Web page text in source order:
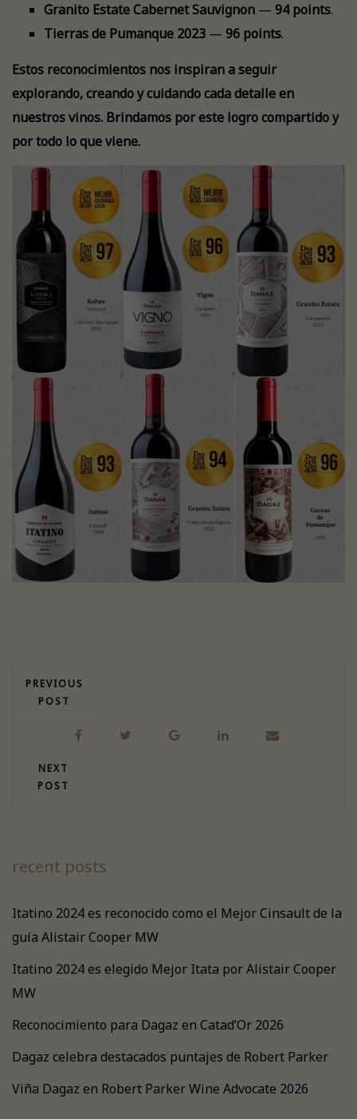
Granito Estate Cabernet Sauvignon — 94 points.
Tierras de Pumanque 2023 — 96 points.
Estos reconocimientos nos inspiran a seguir
explorando, creando y cuidando cada detalle en
nuestros vinos. Brindamos por este logro compartido y
por todo lo que viene.
PREVIOUS
POST
NEXT
POST
recent posts
Itatino 2024 es reconocido como el Mejor Cinsault de la
guía Alistair Cooper MW
Itatino 2024 es elegido Mejor Itata por Alistair Cooper
MW
Reconocimiento para Dagaz en Catad’Or 2026
Dagaz celebra destacados puntajes de Robert Parker
Viña Dagaz en Robert Parker Wine Advocate 2026